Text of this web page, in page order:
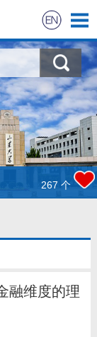
267 个
融维度的理